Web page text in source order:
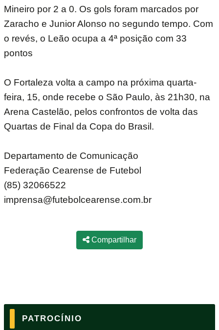
Mineiro por 2 a 0. Os gols foram marcados por
Zaracho e Junior Alonso no segundo tempo. Com
o revés, o Leão ocupa a 4ª posição com 33
pontos
O Fortaleza volta a campo na próxima quarta-
feira, 15, onde recebe o São Paulo, às 21h30, na
Arena Castelão, pelos confrontos de volta das
Quartas de Final da Copa do Brasil.
Departamento de Comunicação
Federação Cearense de Futebol
(85) 32066522
imprensa@futebolcearense.com.br
Compartilhar
PATROCÍNIO